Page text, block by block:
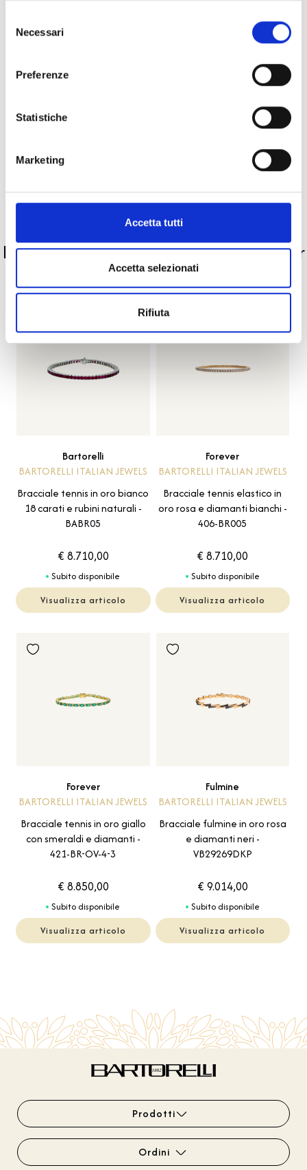
delNecessari
Preferenze
Statistiche
Marketing
Accetta tutti
Accetta selezionati
Rifiuta
Marchio
Codice
Descrizione
PRODOTTI SIMILI
La nostra selezione di prodotti scelti per
te
Bartorelli
BARTORELLI ITALIAN JEWELS
Bracciale tennis in oro bianco
18 carati e rubini naturali -
BABR05
€ 8.710,00
Subito disponibile
Visualizza articolo
Forever
BARTORELLI ITALIAN JEWELS
Bracciale tennis elastico in
oro rosa e diamanti bianchi -
406-BR005
€ 8.710,00
Subito disponibile
Visualizza articolo
Forever
BARTORELLI ITALIAN JEWELS
Bracciale tennis in oro giallo
con smeraldi e diamanti -
421-BR-OV-4-3
€ 8.850,00
Subito disponibile
Visualizza articolo
Fulmine
BARTORELLI ITALIAN JEWELS
Bracciale fulmine in oro rosa
e diamanti neri -
VB29269DKP
€ 9.014,00
Subito disponibile
Visualizza articolo
Prodotti
Ordini